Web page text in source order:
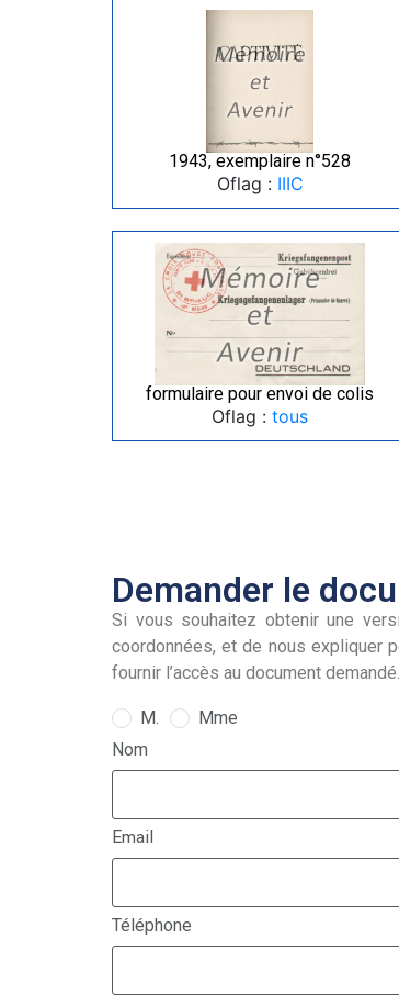
1943, exemplaire n°528
Oflag : IIIC
formulaire pour envoi de colis
Oflag : tous
Demander le
Si vous souhaitez obtenir une
coordonnées, et de nous expliquer
fournir l’accès au document demandé.
M.
Mme
Nom
Email
Téléphone